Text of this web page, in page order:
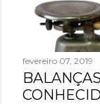
fevereiro 07, 2019